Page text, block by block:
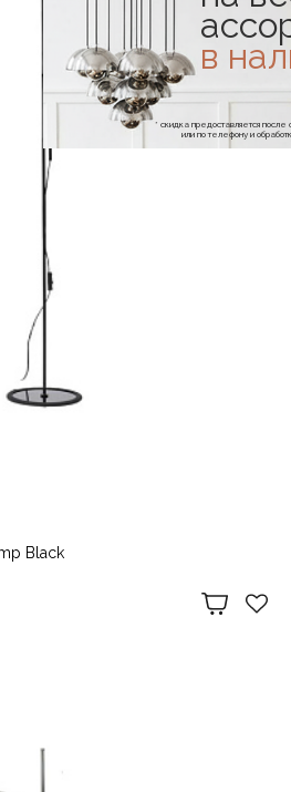
Black
в
* скидка предоставляется
или по телефону и